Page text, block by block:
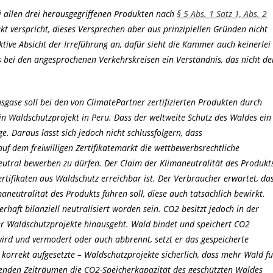
drei herausgegriffenen Produkten nach § 5 Abs. 1 Satz 1, Abs. 2
verspricht, dieses Versprechen aber aus prinzipiellen Gründen nicht
Absicht der Irreführung an, dafür sieht die Kammer auch keinerlei
den angesprochenen Verkehrskreisen ein Verständnis, das nicht
soll bei den von ClimatePartner zertifizierten Produkten durch
in Peru. Dass der weltweite Schutz des Waldes ein
Daraus lässt sich jedoch nicht schlussfolgern, dass
dem freiwilligen Zertifikatemarkt die wettbewerbsrechtliche
bewerben zu dürfen. Der Claim der Klimaneutralität des
aus Waldschutz erreichbar ist. Der Verbraucher erwartet,
des Produkts führen soll, diese auch tatsächlich bewirkt.
bilanziell neutralisiert worden sein. CO2 besitzt jedoch in der
hinausgeht. Wald bindet und speichert CO2
und vermodert oder auch abbrennt, setzt er das gespeicherte
aufgesetzte – Waldschutzprojekte sicherlich, dass mehr Wald
Zeiträumen die CO2-Speicherkapazität des geschützten Waldes